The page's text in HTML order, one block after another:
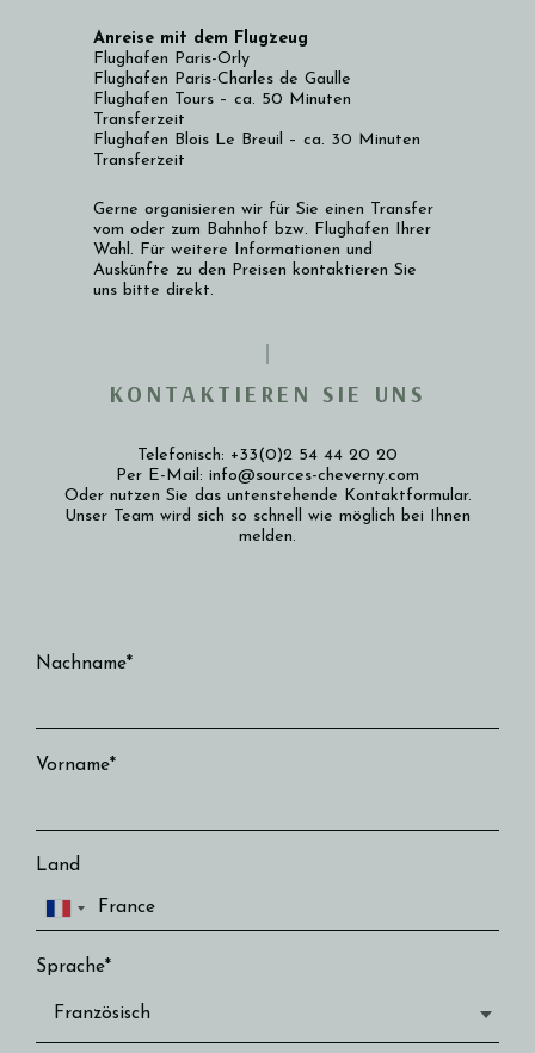
Anreise mit dem Flugzeug
Flughafen Paris-Orly
Flughafen Paris-Charles de Gaulle
Flughafen Tours – ca. 50 Minuten
Transferzeit
Flughafen Blois Le Breuil – ca. 30 Minuten
Transferzeit
Gerne organisieren wir für Sie einen Transfer
vom oder zum Bahnhof bzw. Flughafen Ihrer
Wahl. Für weitere Informationen und
Auskünfte zu den Preisen kontaktieren Sie
uns bitte direkt.
KONTAKTIEREN SIE UNS
Telefonisch: +33(0)2 54 44 20 20
Per E-Mail: info@sources-cheverny.com
Oder nutzen Sie das untenstehende Kontaktformular.
Unser Team wird sich so schnell wie möglich bei Ihnen
melden.
Nachname*
Vorname*
Land
Sprache*
−